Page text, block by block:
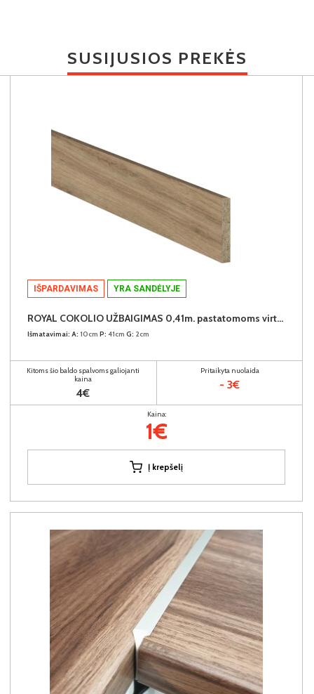
SUSIJUSIOS PREKĖS
IŠPARDAVIMAS YRA SANDĖLYJE
ROYAL COKOLIO UŽBAIGIMAS 0,41m. pastatomoms virtuvės spintelėms (komplekte - 2vnt.) (Dab Dziki)
Išmatavimai: A: 10cm P: 41cm G: 2cm
Kitoms šio baldo spalvoms galiojanti
kaina
4€
Pritaikyta nuolaida
- 3€
Kaina:
1€
Į krepšelį